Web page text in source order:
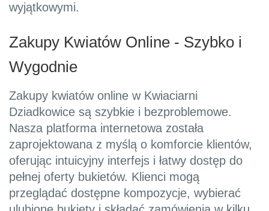
wyjątkowymi.
Zakupy Kwiatów Online - Szybko i
Wygodnie
Zakupy kwiatów online w Kwiaciarni
Dziadkowice są szybkie i bezproblemowe.
Nasza platforma internetowa została
zaprojektowana z myślą o komforcie klientów,
oferując intuicyjny interfejs i łatwy dostęp do
pełnej oferty bukietów. Klienci mogą
przeglądać dostępne kompozycje, wybierać